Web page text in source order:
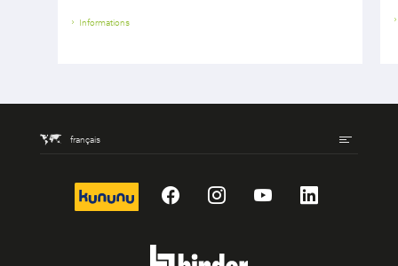
Informations
français
kununu FacebookInstagram
YouTubeLinkedIn